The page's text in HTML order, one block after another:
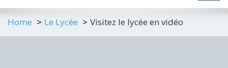
Home Le Lycée Visitez le lycée en vidéo